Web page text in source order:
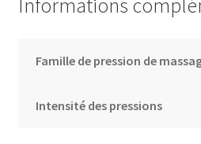
Informations
Famille de pression de
Intensité des pressions